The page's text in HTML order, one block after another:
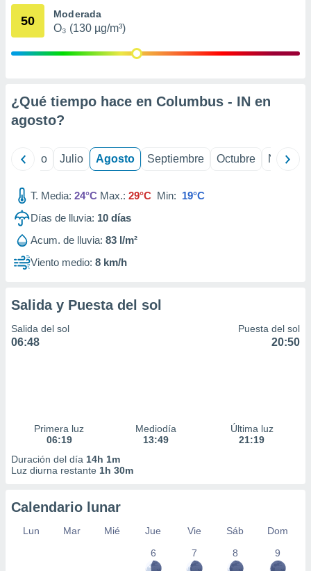
e
publicidad
1199
50 Moderada
O₃ (130 µg/m³)
¿Qué tiempo hace en Columbus - IN en
agosto?
Junio Julio Agosto Septiembre Octubre
T. Media: 24°C Max.: 29°C Min: 19°C
Días de lluvia: 10 días
Acum. de lluvia: 83 l/m²
Viento medio: 8 km/h
Salida y Puesta del sol
Salida del sol
06:48
Puesta del sol
20:50
Primera luz
06:19
Mediodía
13:49
Última luz
21:19
Duración del día 14h 1m
Luz diurna restante 1h 30m
Calendario lunar
Lun Mar Mié Jue Vie Sáb
Dom
6
7 8 9